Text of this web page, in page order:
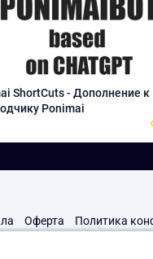
ShortCuts - Дополнение к
Ponimai
Оферта Политика